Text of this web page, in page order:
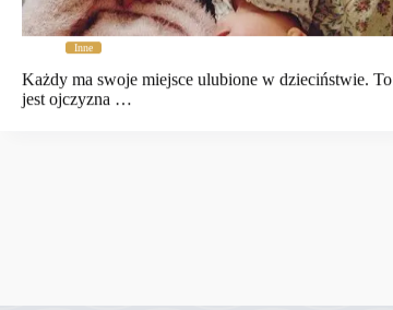
Inne
Każdy ma swoje miejsce ulubione w dzieciństwie. To
jest ojczyzna …